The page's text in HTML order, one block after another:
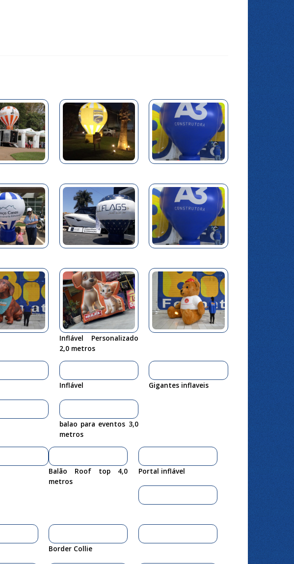
Inflável Personalizado
2,0 metros
Inflável Gigantes inflaveis
balao para eventos 3,0
metros
Balão Roof top 4,0
metros
Portal inflável
Border Collie